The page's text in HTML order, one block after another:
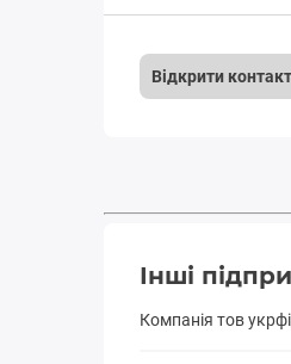
Відкрити
Інші
Компанія тов